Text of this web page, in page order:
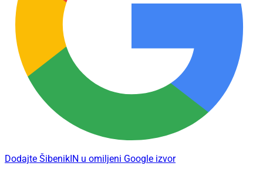
Dodajte ŠibenikIN u omiljeni Google izvor